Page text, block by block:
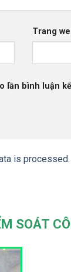
Trang
lần bình luận
is processed.
SOÁT